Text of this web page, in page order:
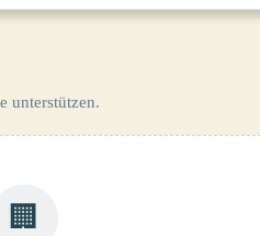
unterstützen.
🏢